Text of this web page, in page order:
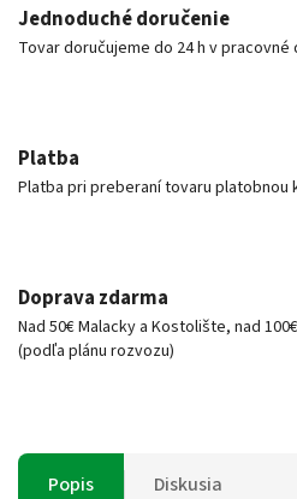
Jednoduché doručenie
Tovar doručujeme do 24 h v
Platba
Platba pri preberaní tovaru
Doprava zdarma
Nad 50€ Malacky a Kostolište, nad
(podľa plánu rozvozu)
Popis Diskusia